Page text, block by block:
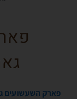
פארק השעשועים